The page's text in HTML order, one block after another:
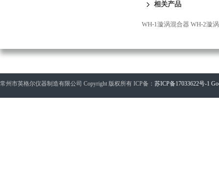
相关产品
WH-1漩涡混合器 WH-2漩
常州市英格尔仪器制造有限公司 Copyright 版权所有 ICP备： 苏ICP备17033622号-1